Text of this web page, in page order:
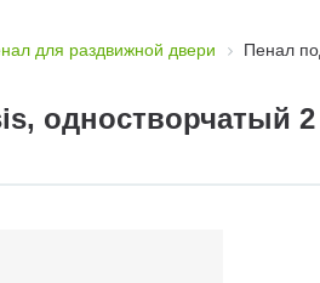
для раздвижной двери Пенал
одностворчатый